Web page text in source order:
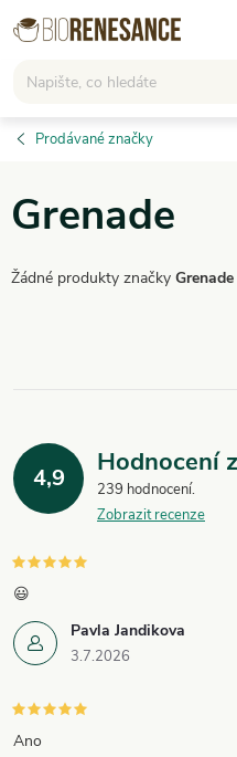
Přejít
na
Prodávané značky
Grenade
Žádné produkty značky Grenade
4,9 Hodnocení
239 hodnocení
Zobrazit recenze
Pavla Jandikova
3.7.2026
😃
Ano